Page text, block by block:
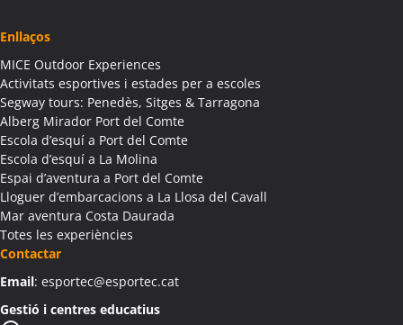
Colònies Escolars Albanyà
Activitats Teambuilding Empreses Albatàrrec
Activitats Família Amics Albatàrrec
Colònies Escolars Albatàrrec
Activitats Teambuilding Empreses Albesa
Activitats Família Amics Albesa
Colònies Escolars Albesa
Activitats Teambuilding Empreses Albi
Activitats Família Amics Albi
Colònies Escolars Albi
Activitats Teambuilding Empreses Albinyana
Enllaços
MICE Outdoor Experiences
Activitats esportives i estades per a escoles
Segway tours: Penedès, Sitges & Tarragona
Alberg Mirador Port del Comte
Escola d’esquí a Port del Comte
Escola d’esquí a La Molina
Espai d’aventura a Port del Comte
Lloguer d’embarcacions a La Llosa del Cavall
Mar aventura Costa Daurada
Totes les experiències
Contactar
Email: esportec@esportec.cat
Gestió i centres educatius